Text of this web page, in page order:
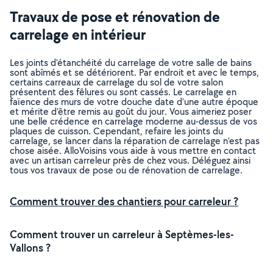
Travaux de pose et rénovation de
carrelage en intérieur
Les joints d’étanchéité du carrelage de votre salle de bains
sont abîmés et se détériorent. Par endroit et avec le temps,
certains carreaux de carrelage du sol de votre salon
présentent des fêlures ou sont cassés. Le carrelage en
faïence des murs de votre douche date d’une autre époque
et mérite d’être remis au goût du jour. Vous aimeriez poser
une belle crédence en carrelage moderne au-dessus de vos
plaques de cuisson. Cependant, refaire les joints du
carrelage, se lancer dans la réparation de carrelage n’est pas
chose aisée. AlloVoisins vous aide à vous mettre en contact
avec un artisan carreleur près de chez vous. Déléguez ainsi
tous vos travaux de pose ou de rénovation de carrelage.
Comment trouver des chantiers pour carreleur ?
Comment trouver un carreleur à Septèmes-les-
Vallons ?